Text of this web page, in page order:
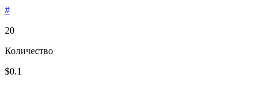
#
20
Количество
$0.1